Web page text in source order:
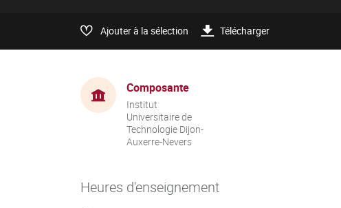
Ajouter à la sélection Télécharger
Composante
Institut
Universitaire de
Technologie Dijon-
Auxerre-Nevers
Heures d'enseignement